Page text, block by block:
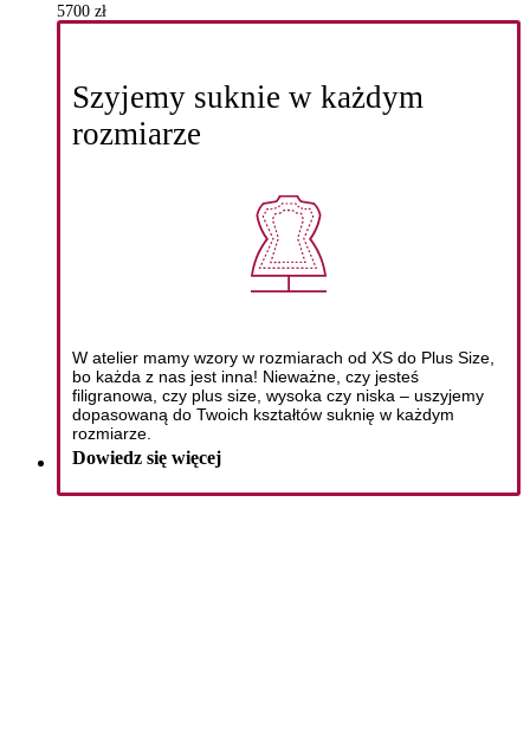
5700 zł
Szyjemy suknie w każdym
rozmiarze
W atelier mamy wzory w rozmiarach od XS do Plus Size,
bo każda z nas jest inna! Nieważne, czy jesteś
filigranowa, czy plus size, wysoka czy niska – uszyjemy
dopasowaną do Twoich kształtów suknię w każdym
rozmiarze.
Dowiedz się więcej